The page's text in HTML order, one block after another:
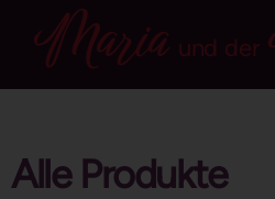
Maria und der
Alle Produkte